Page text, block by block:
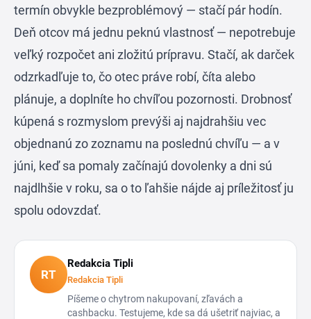
termín obvykle bezproblémový — stačí pár hodín.
Deň otcov má jednu peknú vlastnosť — nepotrebuje
veľký rozpočet ani zložitú prípravu. Stačí, ak darček
odzrkadľuje to, čo otec práve robí, číta alebo
plánuje, a doplníte ho chvíľou pozornosti. Drobnosť
kúpená s rozmyslom prevýši aj najdrahšiu vec
objednanú zo zoznamu na poslednú chvíľu — a v
júni, keď sa pomaly začínajú dovolenky a dni sú
najdlhšie v roku, sa o to ľahšie nájde aj príležitosť ju
spolu odovzdať.
RT
Redakcia Tipli
Redakcia Tipli
Píšeme o chytrom nakupovaní, zľavách a
cashbacku. Testujeme, kde sa dá ušetriť najviac, a